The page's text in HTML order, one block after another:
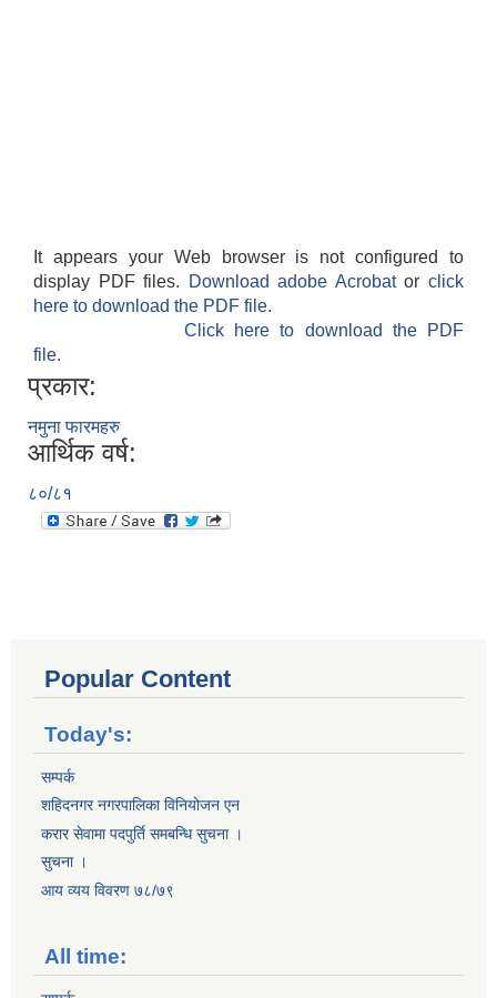
It appears your Web browser is not configured to
display PDF files.
Download adobe Acrobatorclick
here to download the PDF file.
Click here to download the PDF
file.
प्रकार:
नमुना फारमहरु
आर्थिक वर्ष:
८०/८१
Popular Content
Today's:
सम्पर्क
शहिदनगर नगरपालिका विनियोजन एन
करार सेवामा पदपुर्ति समबन्धि सुचना ।
सुचना ।
आय व्यय विवरण ७८/७९
All time: